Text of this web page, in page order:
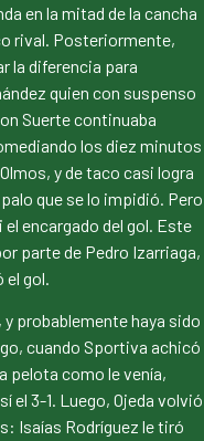
en la mitad de la cancha
rival. Posteriormente,
la diferencia para
quien con suspenso
Suerte continuaba
los diez minutos
y de taco casi logra
que se lo impidió. Pero
encargado del gol. Este
parte de Pedro Izarriaga,
gol.
probablemente haya sido
cuando Sportiva achicó
pelota como le venía,
el 3-1. Luego, Ojeda volvió
Isaías Rodríguez le tiró